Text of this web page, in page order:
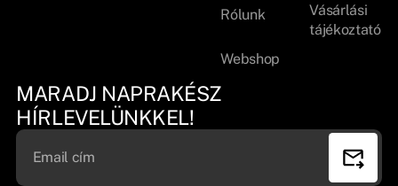
Rólunk
Webshop
Vásárlási
tájékoztató
MARADJ NAPRAKÉSZ
HÍRLEVELÜNKKEL!